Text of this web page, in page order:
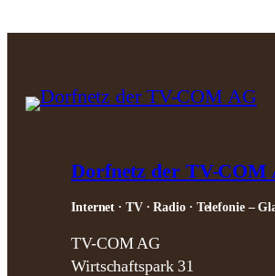
Dorfnetz der TV-COM
Internet ∙ TV ∙ Radio ∙ Telefonie –
TV-COM AG
Wirtschaftspark 31